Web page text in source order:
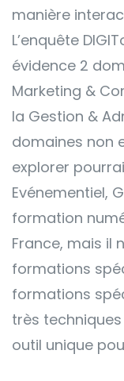
manière
L’enquête
évidence 2
Marketing &
la Gestion &
domaines non
explorer
Evénementiel,
formation
France, mais il
formations
formations
très
outil unique